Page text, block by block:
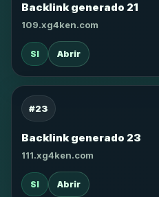
Backlink generado 21
109.xg4ken.com
SI Abrir
#23
Backlink generado 23
111.xg4ken.com
SI Abrir